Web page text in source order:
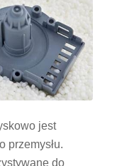
jest
przemysłu.
do